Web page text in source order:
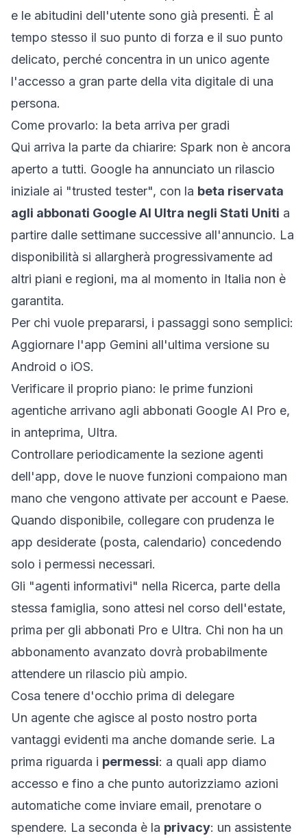
e le abitudini dell'utente sono già presenti. È al
tempo stesso il suo punto di forza e il suo punto
delicato, perché concentra in un unico agente
l'accesso a gran parte della vita digitale di una
persona.
Come provarlo: la beta arriva per gradi
Qui arriva la parte da chiarire: Spark non è ancora
aperto a tutti. Google ha annunciato un rilascio
iniziale ai "trusted tester", con la beta riservata
agli abbonati Google AI Ultra negli Stati Uniti a
partire dalle settimane successive all'annuncio. La
disponibilità si allargherà progressivamente ad
altri piani e regioni, ma al momento in Italia non è
garantita.
Per chi vuole prepararsi, i passaggi sono semplici:
Aggiornare l'app Gemini all'ultima versione su
Android o iOS.
Verificare il proprio piano: le prime funzioni
agentiche arrivano agli abbonati Google AI Pro e,
in anteprima, Ultra.
Controllare periodicamente la sezione agenti
dell'app, dove le nuove funzioni compaiono man
mano che vengono attivate per account e Paese.
Quando disponibile, collegare con prudenza le
app desiderate (posta, calendario) concedendo
solo i permessi necessari.
Gli "agenti informativi" nella Ricerca, parte della
stessa famiglia, sono attesi nel corso dell'estate,
prima per gli abbonati Pro e Ultra. Chi non ha un
abbonamento avanzato dovrà probabilmente
attendere un rilascio più ampio.
Cosa tenere d'occhio prima di delegare
Un agente che agisce al posto nostro porta
vantaggi evidenti ma anche domande serie. La
prima riguarda i permessi: a quali app diamo
accesso e fino a che punto autorizziamo azioni
automatiche come inviare email, prenotare o
spendere. La seconda è la privacy: un assistente